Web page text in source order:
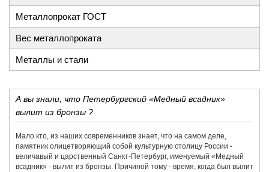
Металлопрокат ГОСТ
Вес металлопроката
Металлы и стали
А вы знали, что Петербургский «Медный всадник»
вылит из бронзы ?
Мало кто, из наших современников знает, что на самом деле,
памятник олицетворяющий собой культурную столицу России -
величавый и царственный Санкт-Петербург, именуемый «Медный
всадник» - вылит из бронзы. Причиной тому - время, когда был вылит